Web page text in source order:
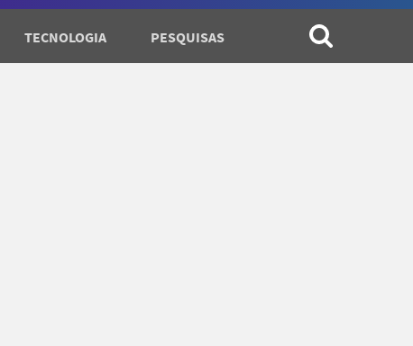
TECNOLOGIA PESQUISAS